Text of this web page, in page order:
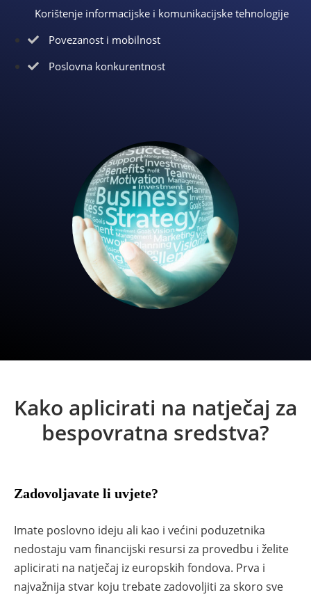
Korištenje informacijske i komunikacijske tehnologije
Povezanost i mobilnost
Poslovna konkurentnost
Kako aplicirati na natječaj za
bespovratna sredstva?
Zadovoljavate li uvjete?
Imate poslovno ideju ali kao i većini poduzetnika
nedostaju vam financijski resursi za provedbu i želite
aplicirati na natječaj iz europskih fondova. Prva i
najvažnija stvar koju trebate zadovoljiti za skoro sve